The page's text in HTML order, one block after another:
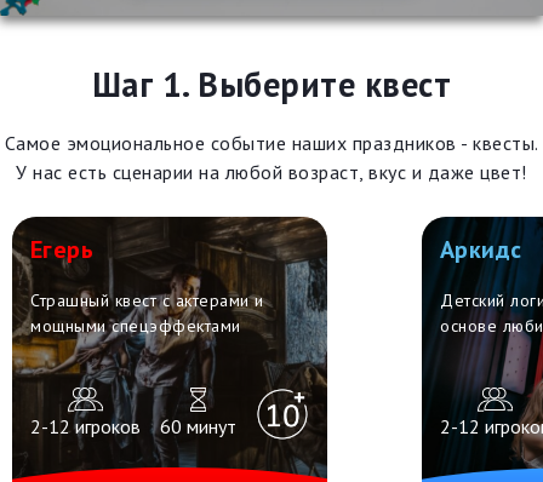
Шаг 1. Выберите квест
Самое эмоциональное событие наших праздников - квесты.
У нас есть сценарии на любой возраст, вкус и даже цвет!
Егерь
Страшный квест с актерами и
мощными спецэффектами
2-12 игроков 60 минут
Аркидс
Детский
основе
2-12